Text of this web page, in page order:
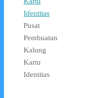
Identitas
Pusat
Pembuatan
Kalung
Kartu
Identitas